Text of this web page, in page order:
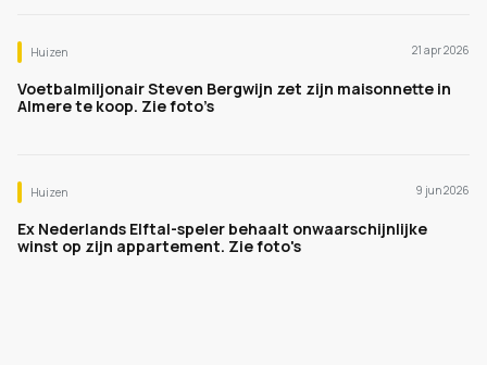
Huizen 21 apr 2026
Voetbalmiljonair Steven Bergwijn zet zijn maisonnette in
Almere te koop. Zie foto’s
Huizen 9 jun 2026
Ex Nederlands Elftal-speler behaalt onwaarschijnlijke
winst op zijn appartement. Zie foto's